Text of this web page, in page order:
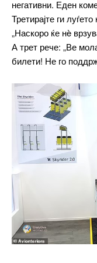
Included for free:
Etiam est nibh,
Praesent euismod
Ut mollis
Donec quis est ac
Orci varius
Pro
негативни. Еден
Третирајте ги
„Наскоро ќе нè
А трет рече: „Ве
билети! Не го